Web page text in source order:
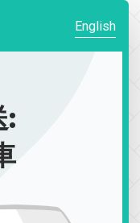
English
: